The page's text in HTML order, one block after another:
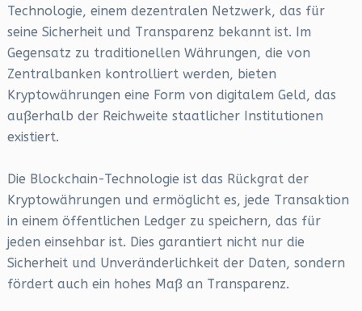
Technologie, einem dezentralen Netzwerk, das für
seine Sicherheit und Transparenz bekannt ist. Im
Gegensatz zu traditionellen Währungen, die von
Zentralbanken kontrolliert werden, bieten
Kryptowährungen eine Form von digitalem Geld, das
außerhalb der Reichweite staatlicher Institutionen
existiert.
Die Blockchain-Technologie ist das Rückgrat der
Kryptowährungen und ermöglicht es, jede Transaktion
in einem öffentlichen Ledger zu speichern, das für
jeden einsehbar ist. Dies garantiert nicht nur die
Sicherheit und Unveränderlichkeit der Daten, sondern
fördert auch ein hohes Maß an Transparenz.